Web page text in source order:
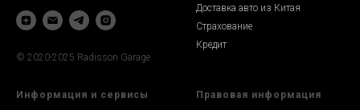
© 2020-2025 Radisson Garage
Доставка авто из Китая
Страхование
Кредит
Информация и сервисы
Правовая информация